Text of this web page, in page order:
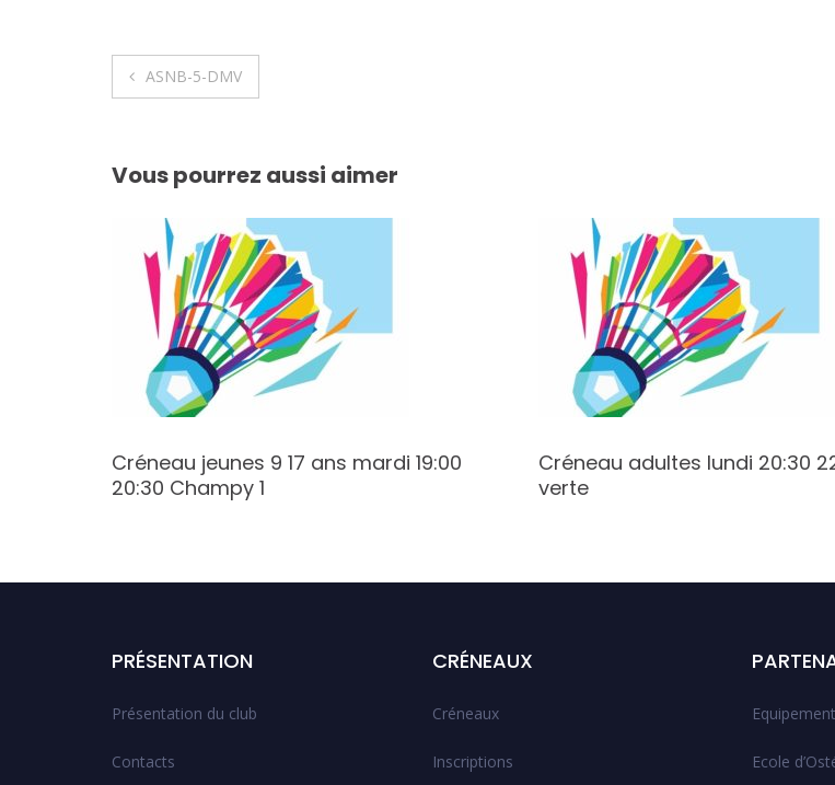
Navigation
l’article
ASNB-5-DMV
Vous pourrez aussi aimer
Créneau jeunes 9 17 ans mardi 19:00
20:30 Champy 1
Créneau adultes lundi 20:30
verte
PRÉSENTATION
Présentation du club
Contacts
CRÉNEAUX
Créneaux
Inscriptions Ecole